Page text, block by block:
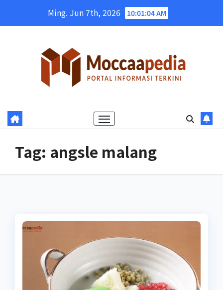
Ming. Jun 7th, 2026 10:01:04 AM
Tag: angsle malang